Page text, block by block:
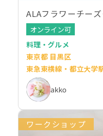
ALAフラワーチー
オンライン可
料理・グルメ
東京都 目黒区
東急東横線・都立大学
akko
ワークショップ